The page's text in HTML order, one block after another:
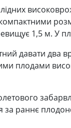
компактними
1,5 м. У
давати два
плодами
раннє